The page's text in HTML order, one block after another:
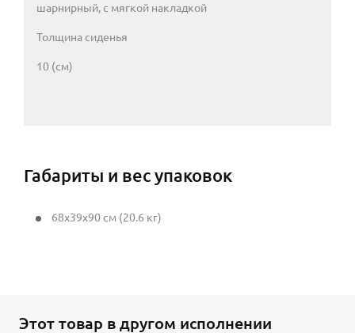
шарнирный, с мягкой накладкой
Толщина сиденья
10 (см)
Габариты и вес упаковок
68x39x90 см (20.6 кг)
Этот товар в другом исполнении